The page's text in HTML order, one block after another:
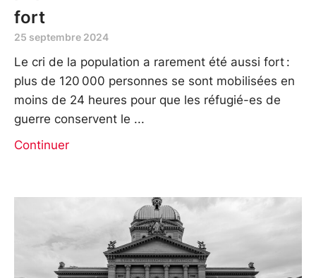
fort
25 septembre 2024
Le cri de la population a rarement été aussi fort :
plus de 120 000 personnes se sont mobilisées en
moins de 24 heures pour que les réfugié-es de
guerre conservent le
Continuer